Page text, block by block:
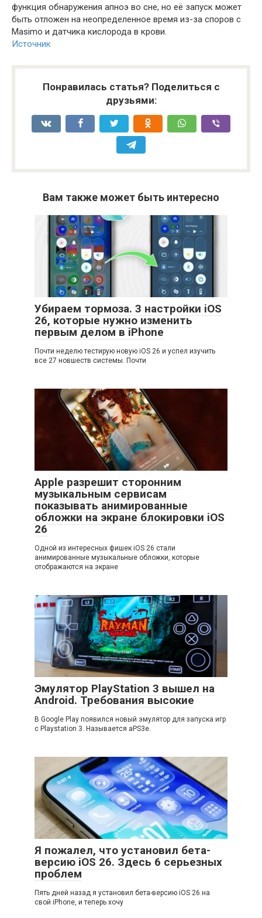
функция обнаружения апноэ во сне, но её запуск может
быть отложен на неопределенное время из-за споров с
Masimo и датчика кислорода в крови.
Источник
Понравилась статья? Поделиться с
друзьями:
Вам также может быть интересно
Убираем тормоза. 3 настройки iOS
26, которые нужно изменить
первым делом в iPhone
Почти неделю тестирую новую iOS 26 и успел изучить
все 27 новшеств системы. Почти
Apple разрешит сторонним
музыкальным сервисам
показывать анимированные
обложки на экране блокировки iOS
26
Одной из интересных фишек iOS 26 стали
анимированные музыкальные обложки, которые
отображаются на экране
Эмулятор PlayStation 3 вышел на
Android. Требования высокие
В Google Play появился новый эмулятор для запуска игр
с Playstation 3. Называется aPS3e.
Я пожалел, что установил бета-
версию iOS 26. Здесь 6 серьезных
проблем
Пять дней назад я установил бета-версию iOS 26 на
свой iPhone, и теперь хочу